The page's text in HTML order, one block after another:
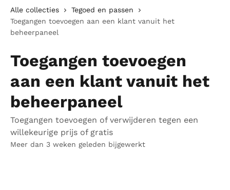
Alle collecties
Tegoed en passen
Toegangen toevoegen aan een klant vanuit het
beheerpaneel
Toegangen toevoegen
aan een klant vanuit het
beheerpaneel
Toegangen toevoegen of verwijderen tegen een
willekeurige prijs of gratis
Meer dan 3 weken geleden bijgewerkt